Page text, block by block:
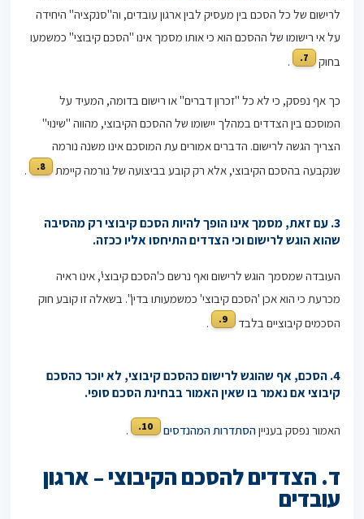
לרישום של כל הסכם בין מעסיק לבין ארגון עובדים, וה"סנקציה" היחידה
על אי רישומו של ההסכם הוא כי אותו מסמך אינו "הסכם קיבוצי" כמשמעו
בחוק
7.
.
כך אף נפסק, כי לא כל "זכרון דברים" או רישום בדומה, המעיד על
המוסכם בין הצדדים במהלך יישומו של ההסכם הקיבוצי, מהווה "שינוי"
הצריך הגשה לרישום. הדברים אמורים עת המוסכם אינו משנה נורמה
שנקבעה בהסכם הקיבוצי, אלא רק קובע בביצועה של נורמה קיימת
8.
.
3. עם זאת, מסמך אינו הופך להיות הסכם קיבוצי רק מהסיבה
שהוא הוגש לרישום וכי הצדדים התיחסו אליו ככזה.
העובדה שמסמך הוגש לרישום ואף נרשם כ'הסכם קיבוצי', אינו ראיה
מכרעת כי הוא אכן 'הסכם קיבוצי' כמשמעותו בדין". בשאלה זו קובע חוק
הסכמים קיבוציים בלבד
9.
.
4. הסכם, אף שהוגש לרישום כהסכם קיבוצי, לא יוכר כהסכם
קיבוצי אם נאמר בו שאין האמור בבחינת הסכם סופי.
האמור נפסק בענייןהסתדרות המהנדסים 10.
.
ד. הצדדים להסכם הקיבוצי – ארגון
עובדים